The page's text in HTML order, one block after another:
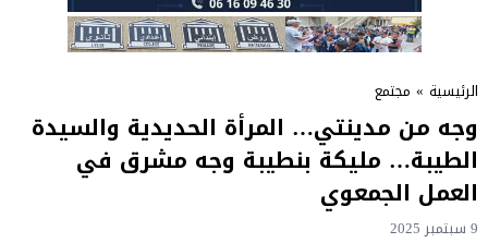
الرئيسية » مجتمع
وجه من مدينتي… المرأة الحديدية والسيدة
الطيبة… مليكة بنطيبة وجه مشرق في
العمل الجمعوي
9 سبتمبر 2025